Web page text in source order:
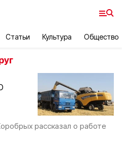
Статьи Культура Общество
рассказал о работе